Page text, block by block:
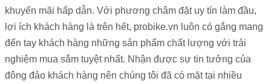
khuyến mãi hấp dẫn. Với phương châm đặt uy tín làm đầu,
lợi ích khách hàng là trên hết, probike.vn luôn có gắng mang
đến tay khách hàng những sản phẩm chất lượng với trải
nghiệm mua sắm tuyệt nhất. Nhận được sự tin tưởng của
đông đảo khách hàng nên chúng tôi đã có mặt tại nhiều